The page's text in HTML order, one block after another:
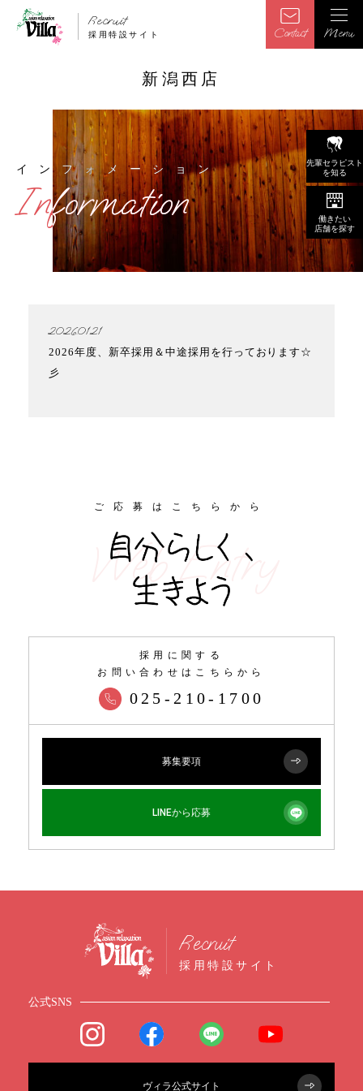
Recruit
採用特設サイト Contact Menu
先輩セラピスト
を知る
働きたい
店舗を探す
新潟西店
インフォメーション
Information
インフォメーション
Information
2026.01.21
2026年度、新卒採用＆中途採用を行っております☆
彡
Web Entry
ご応募はこちらから
採用に関する
お問い合わせはこちらから
025-210-1700
募集要項
LINEから応募
Recruit
採用特設サイト
公式SNS
ヴィラ公式サイト